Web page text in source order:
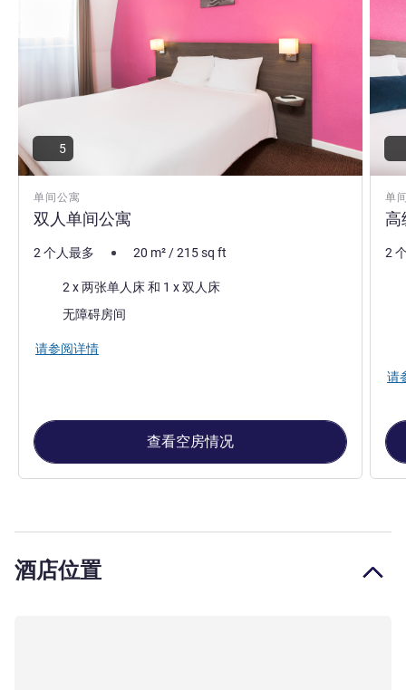
单间公寓
双人单间公寓
5
2 个人最多 20 m²/215sq ft
床上用品
2 x 两张单人床 和 1 x 双人床
无障碍房间
请参阅详情
查看空房情况
单
高
2
请
酒店位置